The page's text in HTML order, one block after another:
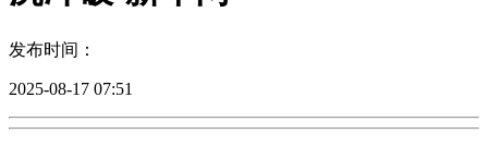
发布时间：
2025-08-17 07:51